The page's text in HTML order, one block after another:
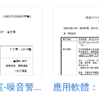
宜蘭SCRATCH3教案-噪音警示器-結合HALOCODE外部感應器 應用軟體